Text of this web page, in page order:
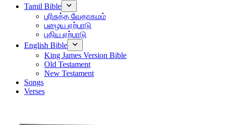
Tamil Bible
பரிசுத்த வேதாகமம்
பழைய ஏற்பாடு
புதிய ஏற்பாடு
English Bible
King James Version Bible
Old Testament
New Testament
Songs
Verses